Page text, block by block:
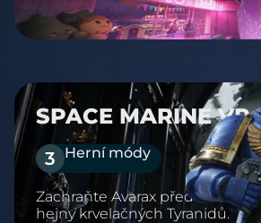
SPACE MARINE VR
3 Herní módy
Zachraňte Avarax před
hejny krvelačných Tyranidů.